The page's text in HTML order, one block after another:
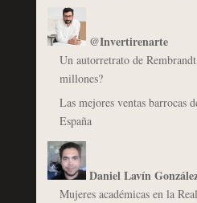
@Invertirenarte
Un autorretrato de
millones?
Las mejores ventas barrocas
España
Daniel Lavín
Mujeres académicas en la